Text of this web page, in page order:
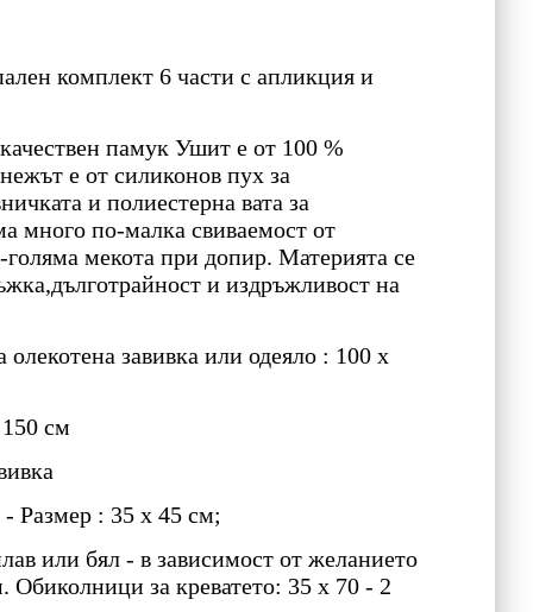
комплект 6 части с апликция и
памук Ушит е от 100 %
е от силиконов пух за
и полиестерна вата за
много по-малка свиваемост от
мекота при допир. Материята се
и издръжливост на
завивка или одеяло : 100 х
см
- Размер : 35 х 45 см;
или бял - в зависимост от желанието
Обиколници за креватето: 35 x 70 - 2